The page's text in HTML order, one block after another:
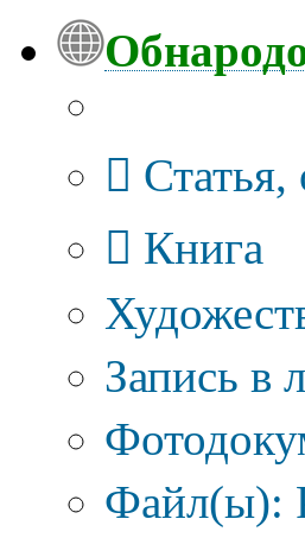
Статья,
Книга
Запись в
Файл(ы):